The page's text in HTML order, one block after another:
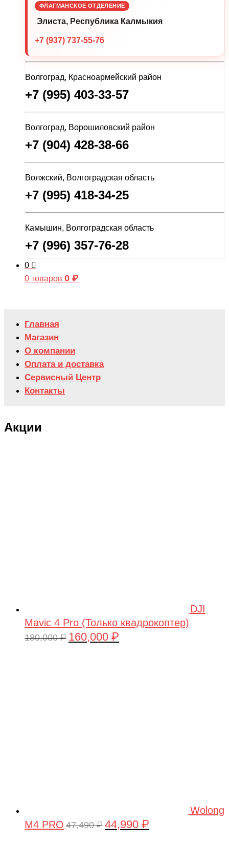
ФЛАГМАНСКОЕ ОТДЕЛЕНИЕ
Элиста, Республика Калмыкия
+7 (937) 737-55-76
Волгоград, Красноармейский район
+7 (995) 403-33-57
Волгоград, Ворошиловский район
+7 (904) 428-38-66
Волжский, Волгоградская область
+7 (995) 418-34-25
Камышин, Волгоградская область
+7 (996) 357-76-28
0
0 товаров 0 ₽
Главная
Магазин
О компании
Оплата и доставка
Сервисный Центр
Контакты
Акции
DJI
Mavic 4 Pro (Только квадрокоптер)
180,000₽ Первоначальная
160,000 ₽
Wolong
M4 PRO 47,490₽ Первоначальная
44,990 ₽